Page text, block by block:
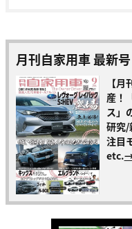
月刊自家用車 最新号
【
産！
ス」
研究/
注目
etc.